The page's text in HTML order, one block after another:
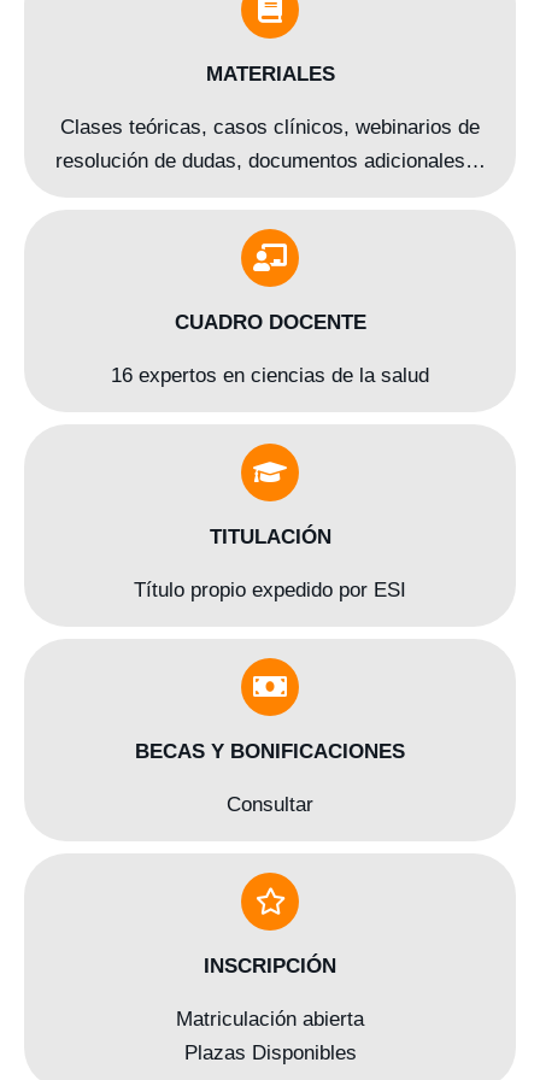
MATERIALES
Clases teóricas, casos clínicos, webinarios de
resolución de dudas, documentos adicionales…
CUADRO DOCENTE
16 expertos en ciencias de la salud
TITULACIÓN
Título propio expedido por ESI
BECAS Y BONIFICACIONES
Consultar
INSCRIPCIÓN
Matriculación abierta
Plazas Disponibles